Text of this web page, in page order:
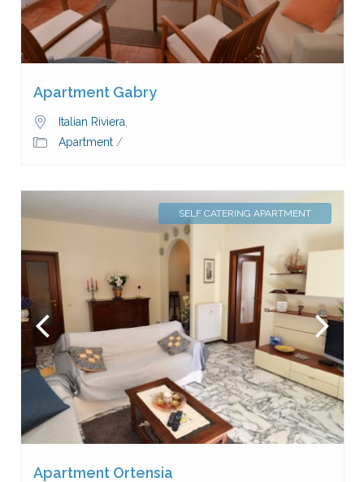
Apartment Gabry
Italian Riviera
Apartment/
SELF CATERING APARTMENT
Apartment Ortensia